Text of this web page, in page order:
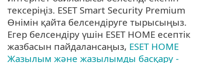
тексеріңіз. ESET Smart Security Premium
Өнімін қайта белсендіруге тырысыңыз.
Егер белсендіру үшін ESET HOME есептік
жазбасын пайдалансаңыз, ESET HOME
Жазылым және жазылымды басқару -